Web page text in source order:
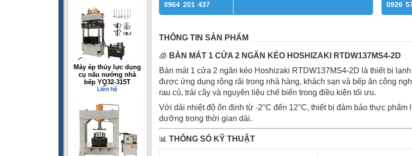
Máy ép thủy lực dụng
cụ nấu nướng nhà
bếp YQ32-315T
Liên hệ
0964 201 437
0926
THÔNG TIN SẢN PHẨM
🧊 BÀN MÁT 1 CỬA 2 NGĂN KÉO HOSHIZAKI RTDW137MS4-2D
Bàn mát 1 cửa 2 ngăn kéo Hoshizaki RTDW137MS4-2D là thiết bị
được ứng dụng rộng rãi trong nhà hàng, khách sạn và bếp ăn công
rau củ, trái cây và nguyên liệu chế biến trong điều kiện tối ưu.
Với dải nhiệt độ ổn định từ -2°C đến 12°C, thiết bị đảm bảo thực
dưỡng trong thời gian dài.
📊 THÔNG SỐ KỸ THUẬT